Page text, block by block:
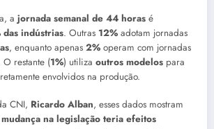
a jornada semanal de 44 horas é
das indústrias. Outras 12% adotam jornadas
, enquanto apenas 2% operam com jornadas
O restante (1%) utiliza outros modelos para
envolvidos na produção.
CNI, Ricardo Alban, esses dados mostram
na legislação teria efeitos